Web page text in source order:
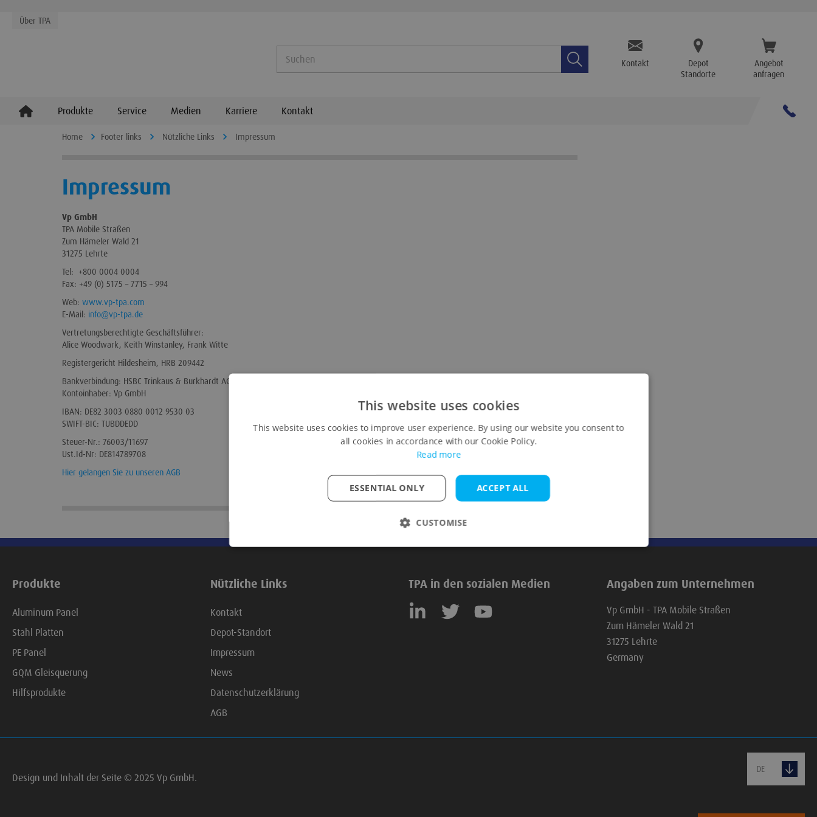
TPA.SearchKontakt
Depot
Standorte
Angebot
anfragen
Über TPA
Produkte Service Medien Karriere Kontakt
Home Footer links Nützliche Links Impressum
Impressum
Vp GmbH
TPA Mobile Straßen
Zum Hämeler Wald 21
31275 Lehrte
Tel: +800 0004 0004
Fax: +49 (0) 5175 – 7715 – 994
Web: www.vp-tpa.com
E-Mail: info@vp-tpa.de
Vertretungsberechtigte Geschäftsführer:
Alice Woodwark, Keith Winstanley, Frank Witte
Registergericht Hildesheim, HRB 209442
Bankverbindung: HSBC Trinkaus & Burkhardt AG
Kontoinhaber: Vp GmbH
IBAN: DE82 3003 0880 0012 9530 03
SWIFT-BIC: TUBDDEDD
Steuer-Nr.: 76003/11697
Ust.Id-Nr: DE814789708
Hier gelangen Sie zu unseren AGB
Produkte
Aluminum Panel
Stahl Platten
PE Panel
GQM Gleisquerung
Hilfsprodukte
Nützliche Links
Kontakt
Depot-Standort
Impressum
News
Datenschutzerklärung
AGB
TPA in den sozialen Medien Angaben zum Unternehmen
Vp GmbH - TPA Mobile Straßen
Zum Hämeler Wald 21
31275 Lehrte
Germany
Design und Inhalt der Seite © 2025 Vp GmbH.
DE
This website uses cookies
This website uses cookies to improve user experience. By using our website you consent to
all cookies in accordance with our Cookie Policy.
Read more
ACCEPT ALL
ESSENTIAL ONLY
CUSTOMISE